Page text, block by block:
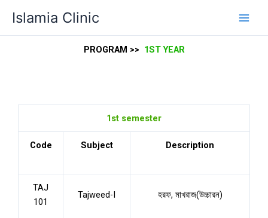
content
Islamia Clinic
PROGRAM >> 1ST YEAR
1st semester
Code Subject Description
TAJ
101
Tajweed-I হরফ, মাখরাজ(উচ্চারন)